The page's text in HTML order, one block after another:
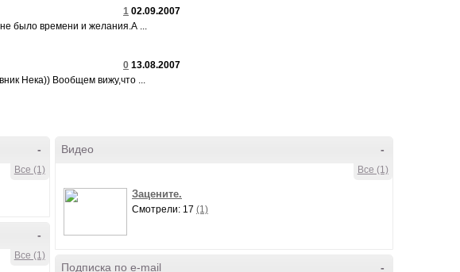
1 02.09.2007
было времени и желания.А ...
0 13.08.2007
Нека)) Вообщем вижу,что ...
-
Все (1)
-
Все (1)
-
Видео
Все (1)
Зацените.
Смотрели: 17 (1)
-
Подписка по e-mail